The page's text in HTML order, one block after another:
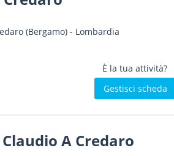
(Bergamo) - Lombardia
È la tua attività?
Gestisci scheda
A Credaro